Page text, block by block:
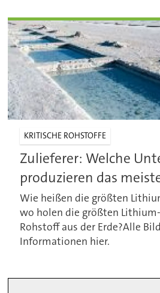
KRITISCHE ROHSTOFFE
Zulieferer: Welche
produzieren das
Wie heißen die größten
wo holen die größten
Rohstoff aus der Erde?Alle
Informationen hier.